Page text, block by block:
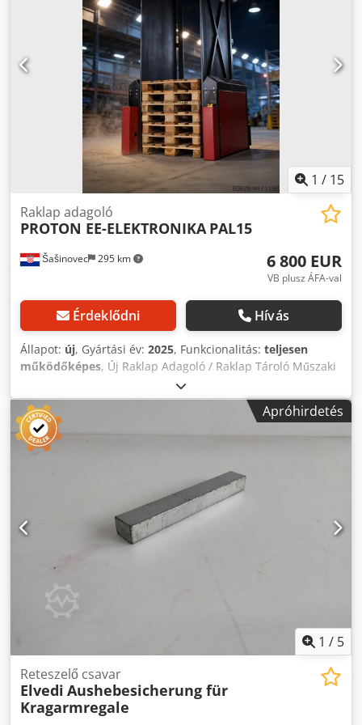
Würzburg Egyszerűen vegye fel velünk a kapcsolatot
személyre szabott, szakértői tanácsadásért. Vegye fel
velünk a kapcsolatot telefonon vagy e-mailben. Szívesen
segítünk Önnek projektjei tervezésében és
megvalósításában. Várjuk, hogy jelentkezzen. Tisztelettel
Az Ön csapata a Dr Sonntag GmbH & Co. KG Az Ön
szakembere és kapcsolattartója az intralogisztika területén
1 / 15
Šašinovec 295 km
Raklap adagoló
PROTON EE-ELEKTRONIKA PAL15
6 800 EUR
VB plusz ÁFA-val
Érdeklődni Hívás
Állapot: új, Gyártási év: 2025, Funkcionalitás: teljesen
működőképes, Új Raklap Adagoló / Raklap Tároló Műszaki
adatok: Konfigurálható raklapadagoló EUR vagy egyéb
raklapokhoz Maximális kapacitás: akár 15 raklap Raklap
típusa: szélesség 750–1200 mm között Felszerelhető
raklapszállító konvejorra. Fő tápellátás: 240V 50Hz
Légsűrítő: 100–200 l Légnyomás: 6–8 bar Dodpfx Amei Hnz
Tsiokr Vezérlés: Delta PLC/HMI Jelenleg raktáron: 10 db.
PROTON EE-ELEKTRONIKA d.o.o
Apróhirdetés
1 / 5
Reteszelő csavar
Elvedi Aushebesicherung für
Kragarmregale